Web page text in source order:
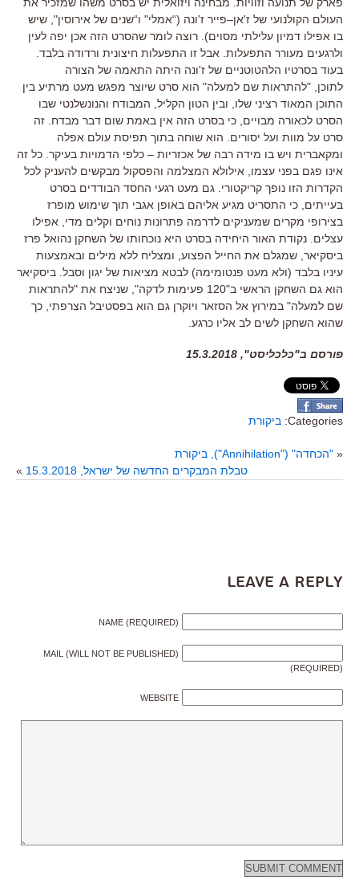
העולם הקולנועי של ז'אן–פייר ז'ונה (“אמלי" ו“שנים של אירוסין", שיש
בו אפילו דמיון עלילתי מסוים). רוצה לומר שהסרט הזה אכן יפה לעין
ולרגעים מעורר התפעלות אבל זו התפעלות חיצונית ורדודה בלבד
בעוד בסרטיו הלהטוטניים של ז'ונה היתה התאמה של הצורה
לתוכן, "להתראות שם למעלה" הוא סרט שיוצר מפגש מעט מרתיע בין
התוכן המאוד רציני שלו
ובין הטון הקליל, המבודח והנונשלנטי שבו
הסרט לכאורה מבויים כי בסרט הזה אין באמת שום דבר מבדח זה
סרט על מוות ועל יסורים
הוא שוחה בתוך תפיסת עולם אפלה
ומקאברית ויש בו מידה רבה של אכזריות – כלפי הדמויות בעיקר כל זה
אינו פגם בפני עצמו
אילולא המצלמה והפסקול מבקשים להעניק לכל
הקדרות הזו נופך קריקטורי גם מעט רגעי החסד הבודדים בסרט
בעייתים כי התסריט מגיע אליהם באופן אגבי תוך שימוש מופרז
בצירופי מקרים שמעניקים לדרמה פתרונות נוחים וקלים מדי
אפילו
עצלים נקודת האור היחידה בסרט היא נוכחותו של השחקן נהואל פרז
ביסקיאר שמגלם את החייל הפצוע ומצליח ללא מילים ובאמצעות
עיניו בלבד (ולא מעט פנטומימה) לבטא מציאות של יגון וסבל ביסקיאר
הוא גם השחקן הראשי ב"120 פעימות לדקה", שניצח את "להתראות
שם למעלה" במירוץ אל הסזאר ויוקרן גם הוא בפסטיבל הצרפתי כך
שהוא השחקן לשים לב אליו כרגע
פורסם ב"כלכליסט", 15.3.2018
Categories: ביקורת
« "הכחדה" ("Annihilation"), ביקורת
טבלת המבקרים החדשה של ישראל, 15.3.2018
»
Leave a Reply
NAME (REQUIRED)
MAIL (WILL NOT BE PUBLISHED)
(REQUIRED)
WEBSITE